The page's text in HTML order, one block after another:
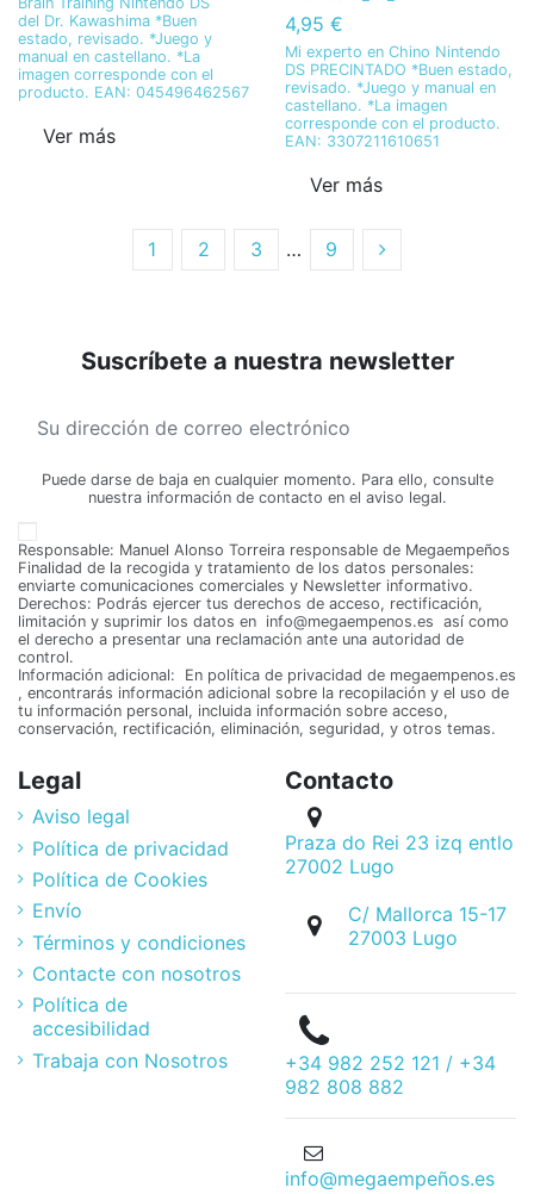
del Dr. Kawashima *Buen
estado, revisado. *Juego y
manual en castellano. *La
imagen corresponde con el
producto. EAN: 045496462567
Ver más
4,95 €
Mi experto en Chino Nintendo
DS PRECINTADO *Buen estado,
revisado. *Juego y manual en
castellano. *La imagen
corresponde con el producto.
EAN: 3307211610651
Ver más
1 2 3 … 9
€
Categorías
Suscríbete a nuestra newsletter
Puede darse de baja en cualquier momento. Para ello, consulte
nuestra información de contacto en el aviso legal.
Responsable: Manuel Alonso Torreira responsable de Megaempeños
Finalidad de la recogida y tratamiento de los datos personales:
enviarte comunicaciones comerciales y Newsletter informativo.
Derechos: Podrás ejercer tus derechos de acceso, rectificación,
limitación y suprimir los datos en info@megaempenos.es así como
el derecho a presentar una reclamación ante una autoridad de
control.
Información adicional: En política de privacidad de megaempenos.es
, encontrarás información adicional sobre la recopilación y el uso de
tu información personal, incluida información sobre acceso,
conservación, rectificación, eliminación, seguridad, y otros temas.
Legal
Aviso legal
Política de privacidad
Política de Cookies
Envío
Términos y condiciones
Contacte con nosotros
Política de
accesibilidad
Trabaja con Nosotros
Contacto
Praza do Rei 23 izq entlo
27002 Lugo
C/ Mallorca 15-17
27003 Lugo
+34 982 252 121 / +34
982 808 882
info@megaempeños.es